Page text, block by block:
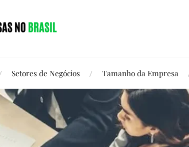
Setores de Negócios Tamanho da Empresa